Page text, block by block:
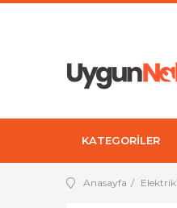
KATEGORİLER
Anasayfa